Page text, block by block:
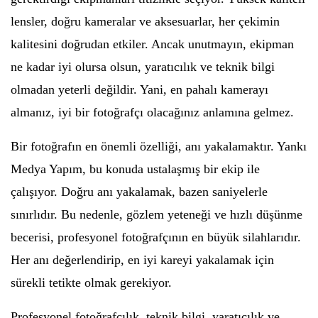
lensler, doğru kameralar ve aksesuarlar, her çekimin
kalitesini doğrudan etkiler. Ancak unutmayın, ekipman
ne kadar iyi olursa olsun, yaratıcılık ve teknik bilgi
olmadan yeterli değildir. Yani, en pahalı kamerayı
almanız, iyi bir fotoğrafçı olacağınız anlamına gelmez.
Bir fotoğrafın en önemli özelliği, anı yakalamaktır. Yankı
Medya Yapım, bu konuda ustalaşmış bir ekip ile
çalışıyor. Doğru anı yakalamak, bazen saniyelerle
sınırlıdır. Bu nedenle, gözlem yeteneği ve hızlı düşünme
becerisi, profesyonel fotoğrafçının en büyük silahlarıdır.
Her anı değerlendirip, en iyi kareyi yakalamak için
sürekli tetikte olmak gerekiyor.